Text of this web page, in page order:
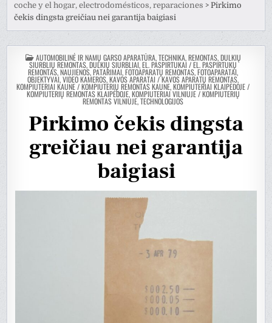
coche y el hogar, electrodomésticos, reparaciones >Pirkimo
čekis dingsta greičiau nei garantija baigiasi
PUBLICADO
EN
AUTOMOBILINĖ IR NAMŲ GARSO APARATŪRA, TECHNIKA, REMONTAS,DULKIŲ
SIURBLIŲ REMONTAS, DULKIŲ SIURBLIAI,EL. PASPIRTUKAI / EL. PASPIRTUKŲ
REMONTAS, NAUJIENOS, PATARIMAI,FOTOAPARATŲ REMONTAS, FOTOAPARATAI,
OBJEKTYVAI, VIDEO KAMEROS,KAVOS APARATAI / KAVOS APARATŲ REMONTAS,
KOMPIUTERIAI KAUNE / KOMPIUTERIŲ REMONTAS KAUNE,KOMPIUTERIAI KLAIPĖDOJE /
KOMPIUTERIŲ REMONTAS KLAIPĖDOJE,KOMPIUTERIAI VILNIUJE / KOMPIUTERIŲ
REMONTAS VILNIUJE,TECHNOLOGIJOS
Pirkimo čekis dingsta
greičiau nei garantija
baigiasi